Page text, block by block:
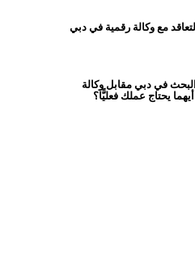
في دبي مقابل وكالة
يحتاج عملك فعليًّا؟